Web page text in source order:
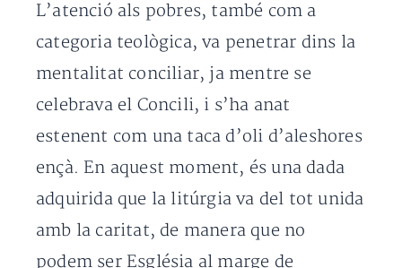
L’atenció als pobres, també com a
categoria teològica, va penetrar dins la
mentalitat conciliar, ja mentre se
celebrava el Concili, i s’ha anat
estenent com una taca d’oli d’aleshores
ençà. En aquest moment, és una dada
adquirida que la litúrgia va del tot unida
amb la caritat, de manera que no
podem ser Església al marge de